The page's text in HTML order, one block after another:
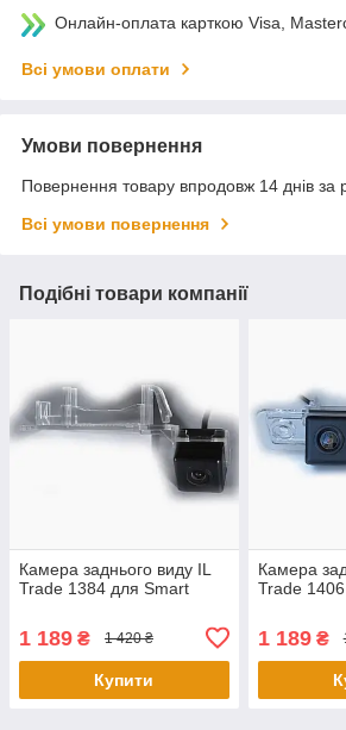
Онлайн-оплата карткою Visa,
Всі умови оплати
Умови повернення
Повернення товару впродовж 14 днів за
Всі умови повернення
Подібні товари компанії
Камера заднього виду IL
Trade 1384 для Smart
1 189 ₴ 1 420 ₴
Купити
Камера
Trade
1 189₴